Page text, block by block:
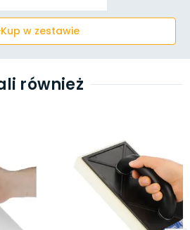
Kup w zestawie
również